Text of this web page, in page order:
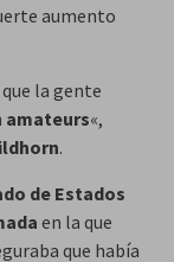
aumento
la gente
amateurs«,
.
de Estados
en la que
que había